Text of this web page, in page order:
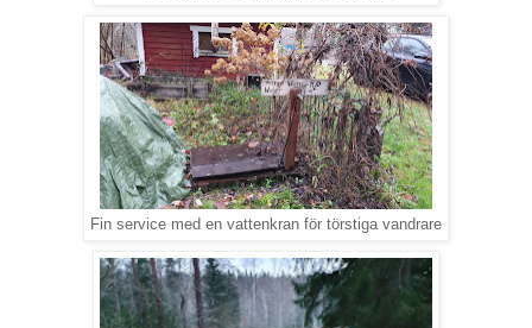
Fin service med en vattenkran för törstiga vandrare